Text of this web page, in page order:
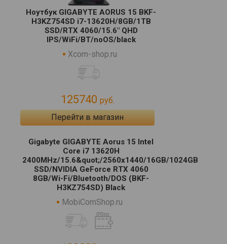
Ноутбук GIGABYTE AORUS 15 BKF-
H3KZ754SD i7-13620H/8GB/1TB
SSD/RTX 4060/15.6" QHD
IPS/WiFi/BT/noOS/black
Xcom-shop.ru
125740 руб.
Перейти в магазин
Gigabyte GIGABYTE Aorus 15 Intel
Core i7 13620H
2400MHz/15.6&quot;/2560х1440/16GB/1024GB
SSD/NVIDIA GeForce RTX 4060
8GB/Wi-Fi/Bluetooth/DOS (BKF-
H3KZ754SD) Black
MobiComShop.ru